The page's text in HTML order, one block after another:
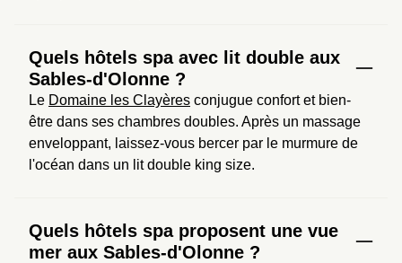
Quels hôtels spa avec lit double aux
Sables-d'Olonne ?
Le Domaine les Clayères conjugue confort et bien-
être dans ses chambres doubles. Après un massage
enveloppant, laissez-vous bercer par le murmure de
l'océan dans un lit double king size.
Quels hôtels spa proposent une vue
mer aux Sables-d'Olonne ?